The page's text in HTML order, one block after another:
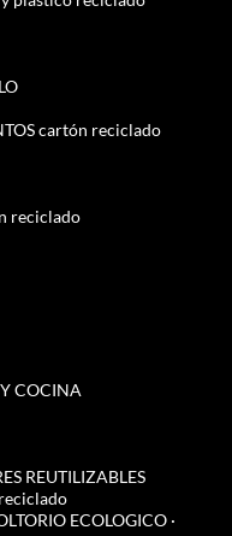
cartón reciclado
reciclado
COCINA
REUTILIZABLES
ECOLOGICO ·